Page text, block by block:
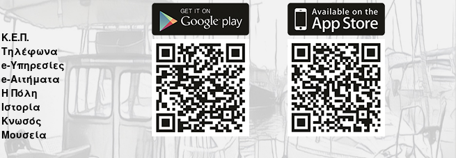
Κ.Ε.Π.
Τηλέφωνα
e-Υπηρεσίες
e-Αιτήματα
Η Πόλη
Ιστορία
Κνωσός
Μουσεία